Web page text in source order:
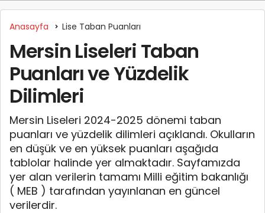
Anasayfa Lise Taban Puanları
Mersin Liseleri Taban
Puanları ve Yüzdelik
Dilimleri
Mersin Liseleri 2024-2025 dönemi taban
puanları ve yüzdelik dilimleri açıklandı. Okulların
en düşük ve en yüksek puanları aşağıda
tablolar halinde yer almaktadır. Sayfamızda
yer alan verilerin tamamı Milli eğitim bakanlığı
( MEB ) tarafından yayınlanan en güncel
verilerdir.